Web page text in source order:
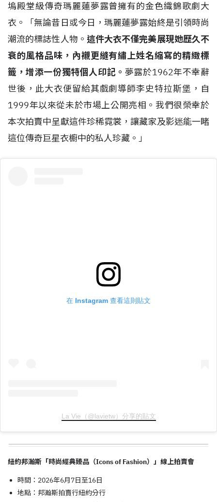
塢殿堂級傳奇瑪麗蓮夢露曾擁有的金色織錦歌劇大
衣。「無論昔日或今日，瑪麗蓮夢露始終是引領時尚
潮流的標誌性人物。 這件大衣不僅完美展現她歷久不
衰的風格品味，內襯更縫有繡上姓名縮寫的精緻標
籤，增添一份獨特個人印記。 夢露於1962年不幸辭
世後，此大衣便留給其戲劇導師李史特拉斯堡，自
1999年以來從未於市場上公開亮相。我們很榮幸於
本次拍賣中呈獻這件珍稀霓裳，讓藏家及影迷能一睹
這位傳奇巨星衣櫥中的私人珍藏。」
在 Instagram 查看這則貼文
La Vie（@lavietw）分享的貼文
紐約邦瀚斯「時尚經典臻品（Icons of Fashion）」線上拍賣會
時間：2026年6月7日至16日
地點：邦瀚斯拍賣行紐約分行